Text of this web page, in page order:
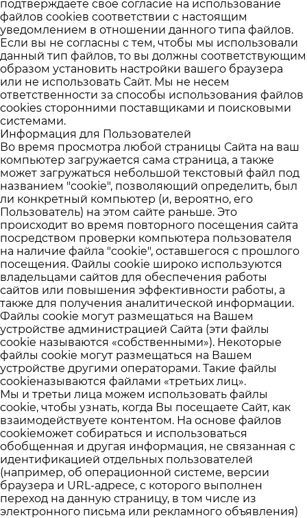
подтверждаете свое согласие на использование
файлов cookieв соответствии с настоящим
уведомлением в отношении данного типа файлов.
Если вы не согласны с тем, чтобы мы использовали
данный тип файлов, то вы должны соответствующим
образом установить настройки вашего браузера
или не использовать Сайт. Мы не несем
ответственности за способы использования файлов
cookies сторонними поставщиками и поисковыми
системами.
Информация для Пользователей
Во время просмотра любой страницы Сайта на ваш
компьютер загружается сама страница, а также
может загружаться небольшой текстовый файл под
названием "cookie", позволяющий определить, был
ли конкретный компьютер (и, вероятно, его
Пользователь) на этом сайте раньше. Это
происходит во время повторного посещения сайта
посредством проверки компьютера пользователя
на наличие файла "cookie", оставшегося с прошлого
посещения. Файлы cookie широко используются
владельцами сайтов для обеспечения работы
сайтов или повышения эффективности работы, а
также для получения аналитической информации.
Файлы cookie могут размещаться на Вашем
устройстве администрацией Сайта (эти файлы
cookie называются «собственными»). Некоторые
файлы cookie могут размещаться на Вашем
устройстве другими операторами. Такие файлы
cookieназываются файлами «третьих лиц».
Мы и третьи лица можем использовать файлы
cookie, чтобы узнать, когда Вы посещаете Сайт, как
взаимодействуете контентом. На основе файлов
cookieможет собираться и использоваться
обобщенная и другая информация, не связанная с
идентификацией отдельных пользователей
(например, об операционной системе, версии
браузера и URL-адресе, с которого выполнен
переход на данную страницу, в том числе из
электронного письма или рекламного объявления)